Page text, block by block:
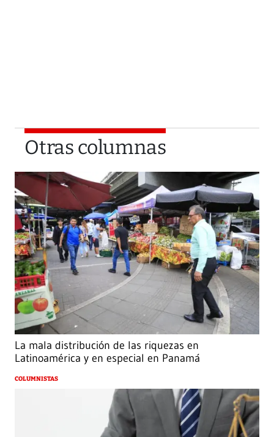
Otras columnas
La mala distribución de las riquezas en
Latinoamérica y en especial en Panamá
COLUMNISTAS